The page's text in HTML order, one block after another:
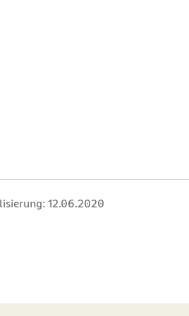
12.06.2020